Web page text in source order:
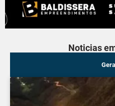
Noticias
Geral